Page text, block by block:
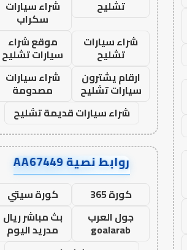
تشليح
شراء سيارات
سكراب
شراء سيارات
تشليح
موقع شراء
سيارات تشليح
ارقام يشترون
سيارات تشليح
شراء سيارات
مصدومة
شراء سيارات قديمة تشليح
روابط نصية AA67449
كورة 365
كورة سيتي
جول العرب
goalarab
بث مباشر ريال
مدريد اليوم